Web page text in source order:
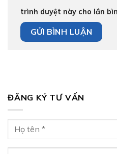
trình duyệt này cho lần
ĐĂNG KÝ TƯ VẤN